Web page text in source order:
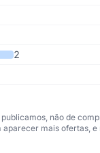
2
não de
mais ofertas, e